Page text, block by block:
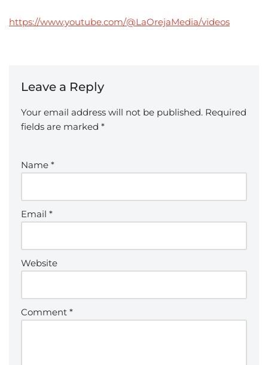
https://www.youtube.com/@LaOrejaMedia/videos
Leave a Reply
Your email address will not be published. Required
fields are marked *
Name *
Email *
Website
Comment *